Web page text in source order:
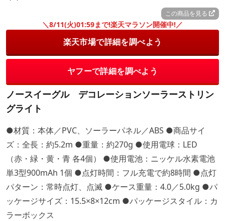
この商品を見る
＼8/11(火)01:59まで!楽天マラソン開催中!／
楽天市場で詳細を調べよう
ヤフーで詳細を調べよう
ノースイーグル デコレーションソーラーストリン
グライト
●材質：本体／PVC、ソーラーパネル／ABS ●商品サイ
ズ：全長：約5.2m ●重量：約270g ●使用電球：LED
（赤・緑・黄・青 各4個） ●使用電池：ニッケル水素電池
単3型900mAh 1個 ●点灯時間：フル充電で約8時間 ●点灯
パターン：常時点灯、点滅 ●ケース重量：4.0／5.0kg ●パ
ッケージサイズ：15.5×8×12cm ●パッケージスタイル：カ
ラーボックス